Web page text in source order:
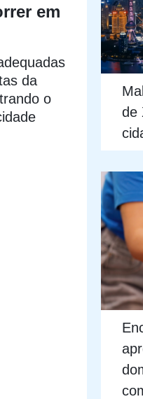
em
da
o
de